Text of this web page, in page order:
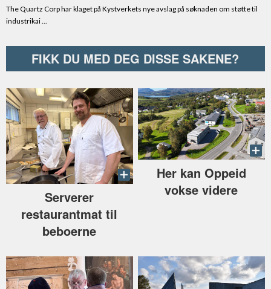
FIKK DU MED DEG DISSE SAKENE?
Serverer
restaurantmat til
beboerne
Her kan Oppeid
vokse videre